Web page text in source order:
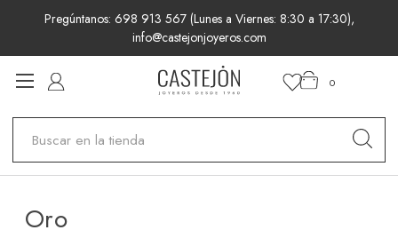
Pregúntanos: 698 913 567 (Lunes a Viernes: 8:30 a 17:30),
info@castejonjoyeros.com
0
Oro